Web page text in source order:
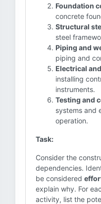
Foundation
concrete
Structural
steel
Piping and
piping and
Electrical
installing
instruments.
Testing and
systems and
operation.
Task:
Consider the
dependencies.
be considered
explain why. For
activity, list the